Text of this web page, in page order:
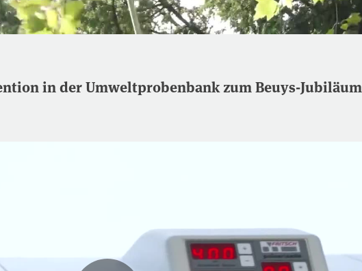
in der Umweltprobenbank zum Beuys-Jubiläum